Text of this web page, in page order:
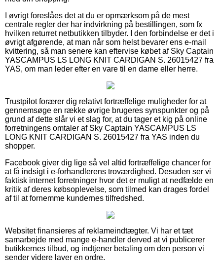
I øvrigt foreslåes det at du er opmærksom på de mest
centrale regler der har indvirkning på bestillingen, som fx
hvilken returret netbutikken tilbyder. I den forbindelse er det i
øvrigt afgørende, at man når som helst bevarer ens e-mail
kvittering, så man senere kan eftervise købet af Sky Captain
YASCAMPUS LS LONG KNIT CARDIGAN S. 26015427 fra
YAS, om man leder efter en vare til en dame eller herre.
Trustpilot forærer dig relativt fortræffelige muligheder for at
gennemsøge en række øvrige brugeres synspunkter og på
grund af dette slår vi et slag for, at du tager et kig på online
forretningens omtaler af Sky Captain YASCAMPUS LS
LONG KNIT CARDIGAN S. 26015427 fra YAS inden du
shopper.
Facebook giver dig lige så vel altid fortræffelige chancer for
at få indsigt i e-forhandlerens troværdighed. Desuden ser vi
faktisk internet forretninger hvor det er muligt at nedfælde en
kritik af deres købsoplevelse, som tilmed kan drages fordel
af til at fornemme kundernes tilfredshed.
Websitet finansieres af reklameindtægter. Vi har et tæt
samarbejde med mange e-handler derved at vi publicerer
butikkernes tilbud, og indtjener betaling om den person vi
sender videre laver en ordre.